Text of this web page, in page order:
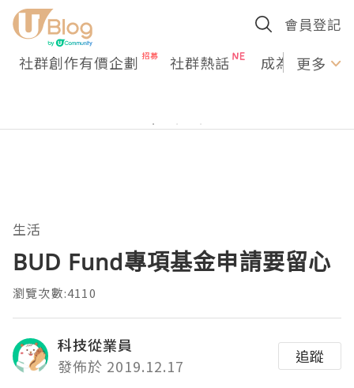
會員登記
社群創作有價企劃 社群熱話 成為U更多
生活
BUD Fund專項基金申請要留心
瀏覽次數:4110
科技從業員
發佈於 2019.12.17
追蹤